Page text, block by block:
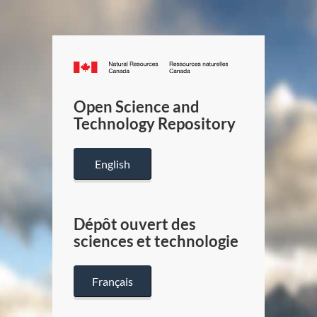
Canada.ca
/
Canada
Open Science and
Technology Repository
English
Dépôt ouvert des
sciences et technologie
Français